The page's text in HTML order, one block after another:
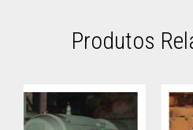
Produtos